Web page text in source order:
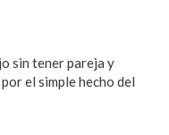
sin tener pareja y
el simple hecho del